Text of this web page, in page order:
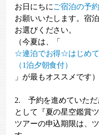
お日にちにご宿泊の予
お願いいたします。宿
お選びください。
（今夏は、「
☆連泊でお得☆はじめて
（1泊夕朝食付）
」が最もオススメです）
2. 予約を進めていただ
として『夏の星空鑑賞
ツアーの申込期限は、